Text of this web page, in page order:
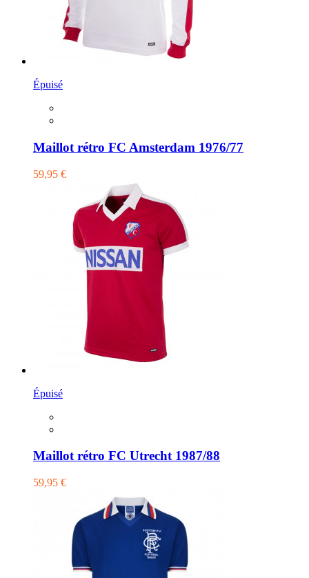
Épuisé
Maillot rétro FC Amsterdam 1976/77
59,95 €
Épuisé
Maillot rétro FC Utrecht 1987/88
59,95 €